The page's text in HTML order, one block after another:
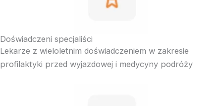
Doświadczeni specjaliści
Lekarze z wieloletnim doświadczeniem w zakresie
profilaktyki przed wyjazdowej i medycyny podróży